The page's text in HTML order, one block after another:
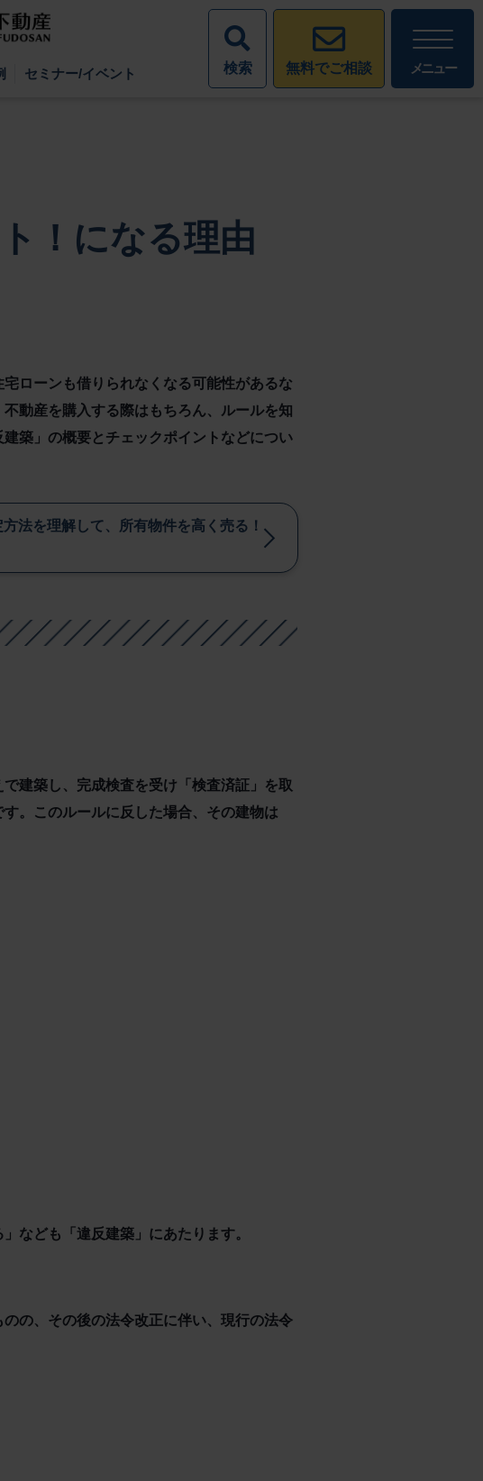
セミナー/イベント 検索 無料でご相談 メニュー
！になる理由
ローンも借りられなくなる可能性があるな
動産を購入する際はもちろん、ルールを知
築」の概要とチェックポイントなどについ
法を理解して、所有物件を高く売る！
建築し、完成検査を受け「検査済証」を取
。このルールに反した場合、その建物は
なども「違反建築」にあたります。
の、その後の法令改正に伴い、現行の法令